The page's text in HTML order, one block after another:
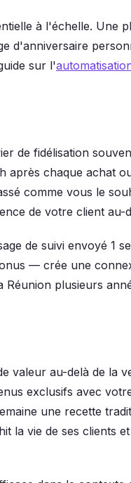
à l'échelle. Une
d'anniversaire
sur l'
de fidélisation
après chaque achat
comme vous le
de votre client au-
de suivi envoyé 1
— crée une
plusieurs
valeur au-delà de la
exclusifs avec
une recette
la vie de ses clients